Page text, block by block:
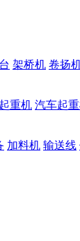
架桥机 卷扬
重机 汽车起
加料机 输送线